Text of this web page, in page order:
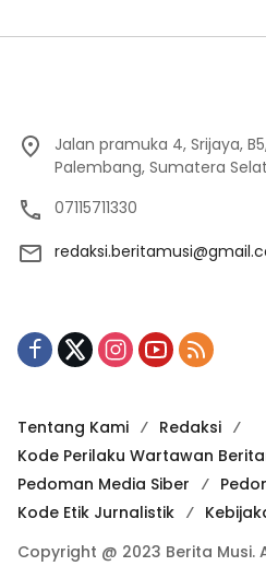
Jalan pramuka 4, Srijaya,
Palembang, Sumatera
07115711330
Tentang Kami
Redaksi
Kode Perilaku Wartawan
Pedoman Media Siber
Kode Etik Jurnalistik
Copyright @ 2023 Berita Musi.